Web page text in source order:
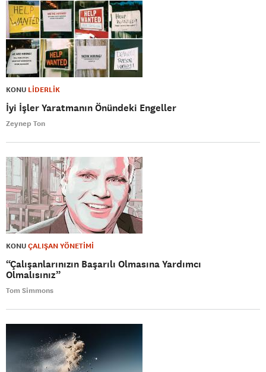
KONU LİDERLİK
İyi İşler Yaratmanın Önündeki Engeller
Zeynep Ton
KONUÇALIŞAN YÖNETİMİ
“Çalışanlarınızın Başarılı Olmasına Yardımcı
Olmalısınız”
Tom Simmons